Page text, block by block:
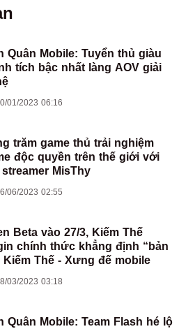
Quân Mobile: Tuyển thủ giàu
tích bậc nhất làng AOV giải
01/2023 06:16
trăm game thủ trải nghiệm
độc quyền trên thế giới với
streamer MisThy
06/2023 02:55
Beta vào 27/3, Kiếm Thế
chính thức khẳng định “bản
Kiếm Thế - Xưng đế mobile
03/2023 03:18
Quân Mobile: Team Flash hé lộ